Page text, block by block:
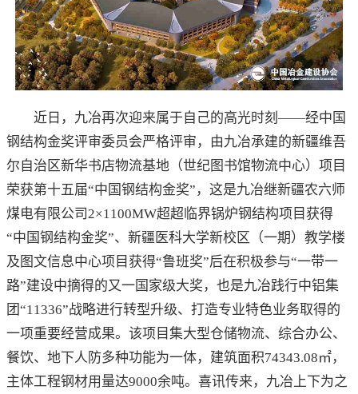
近日，九冶再次迎来属于自己的高光时刻——经中国
钢结构金奖评审委员会严格评审，由九冶承建的新疆维吾
尔自治区新华书店物流基地（世纪图书馆物流中心）项目
荣获第十五届“中国钢结构金奖”，这是九冶继新疆农六师
煤电有限公司2×1100MW超超临界锅炉钢结构项目获得
“中国钢结构金奖”、新疆医科大学新校区（一期）教学楼
及图文信息中心项目获得“鲁班奖”后在积极参与“一带一
路”建设中摘得的又一国家级大奖，也是九冶践行中铝集
团“11336”战略进行转型升级、打造专业特色业务取得的
一项重要经营成果。该项目集大型仓储物流、综合办公、
餐饮、地下人防多种功能为一体，建筑面积74343.08㎡，
主体工程钢材用量达9000余吨。喜讯传来，九冶上下为之